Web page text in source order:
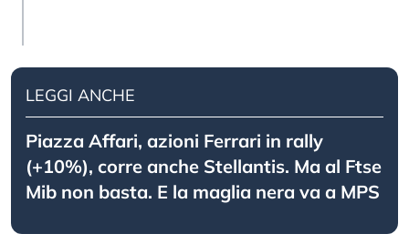
LEGGI ANCHE
Piazza Affari, azioni Ferrari in rally
(+10%), corre anche Stellantis. Ma al Ftse
Mib non basta. E la maglia nera va a MPS